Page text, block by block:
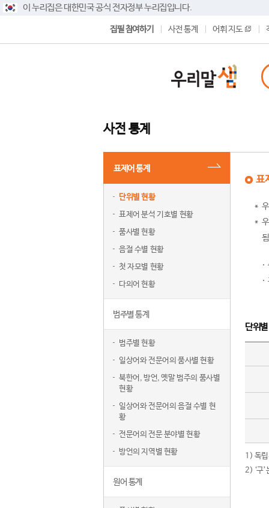
이 누리집은 대한민국 공식 전자정부 누리집입니다.
집필 참여하기 사전 통계 어휘 지도
사전 통계
표제어 통계
단위별 현황
표제어 분석 기호별 현황
품사별 현황
음절 수별 현황
첫 자모별 현황
다의어 현황
범주별 통계
범주별 현황
일상어와 전문어의 품사별 현황
북한어, 방언, 옛말 범주의 품사별
현황
일상어와 전문어의 음절 수별 현
황
전문어의 전문 분야별 현황
방언의 지역별 현황
원어 통계
표
단위
1) 독립
2) ‘구